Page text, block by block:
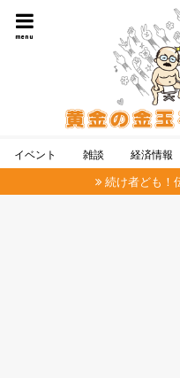
menu
イベント 雑談 経済情報
続け者ども！